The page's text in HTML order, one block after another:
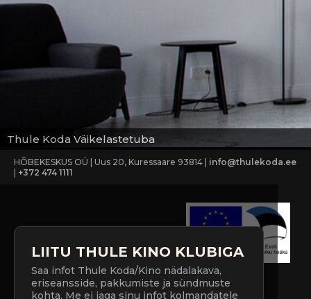
Thule Koda Väikelastetuba
HÕBEKESKUS OÜ | Uus 20, Kuressaare 93814 | info@thulekoda.ee
| +372 474 1111
LIITU THULE KINO KLUBIGA
Saa infot Thule Koda/Kino nädalakava,
eriseansside, pakkumiste ja sündmuste
kohta. Me ei jaga sinu infot kolmandatele